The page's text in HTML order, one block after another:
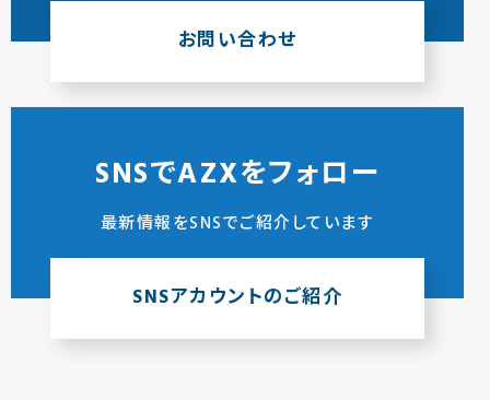
お問い合わせ
SNSでAZXをフォロー
最新情報をSNSでご紹介しています
SNSアカウントのご紹介